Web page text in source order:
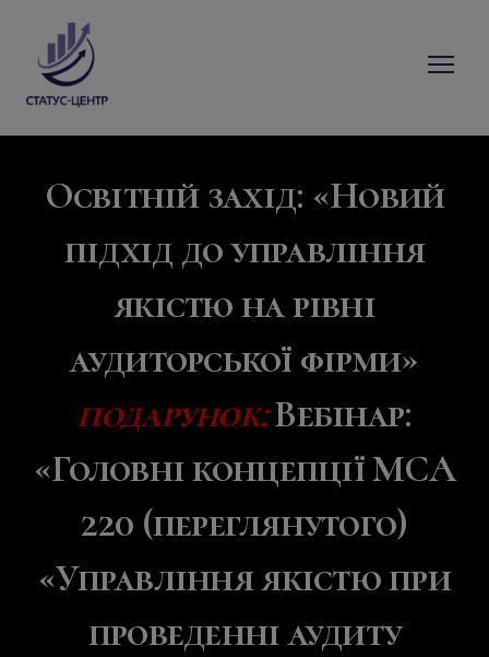
Освітній захід: «Новий
підхід до управління
якістю на рівні
аудиторської фірми»
подарунок:Вебінар:
«Головні концепції МСА
220 (переглянутого)
«Управління якістю при
проведенні аудиту